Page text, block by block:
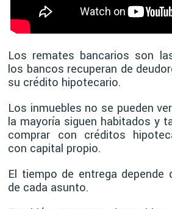
Los remates bancarios son
los bancos recuperan de
su crédito hipotecario.
Los inmuebles no se pueden
la mayoría siguen habitados y
comprar con créditos
con capital propio.
El tiempo de entrega depende
de cada asunto.